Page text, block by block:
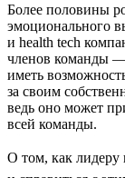
Более половины
эмоционального
и health tech
членов команды —
иметь
за своим
ведь оно может
всей команды.
О том, как лидеру